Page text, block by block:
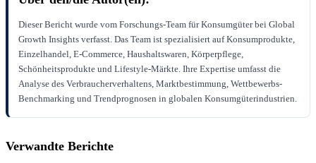
Dieser Bericht wurde vom Forschungs-Team für Konsumgüter bei Global
Growth Insights verfasst. Das Team ist spezialisiert auf Konsumprodukte,
Einzelhandel, E-Commerce, Haushaltswaren, Körperpflege,
Schönheitsprodukte und Lifestyle-Märkte. Ihre Expertise umfasst die
Analyse des Verbraucherverhaltens, Marktbestimmung, Wettbewerbs-
Benchmarking und Trendprognosen in globalen Konsumgüterindustrien.
Verwandte Berichte